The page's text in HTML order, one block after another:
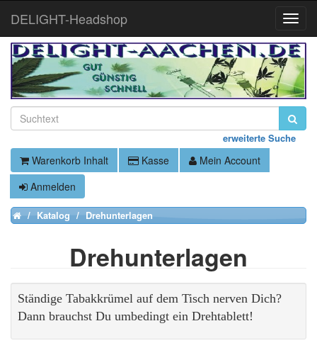
erweiterte Suche
Warenkorb Inhalt Kasse
Mein Account
Anmelden
HomeKatalog Drehunterlagen
Drehunterlagen
Ständige Tabakkrümel auf dem Tisch nerven Dich?
Dann brauchst Du umbedingt ein Drehtablett!
Toggle
DELIGHT-Headshop